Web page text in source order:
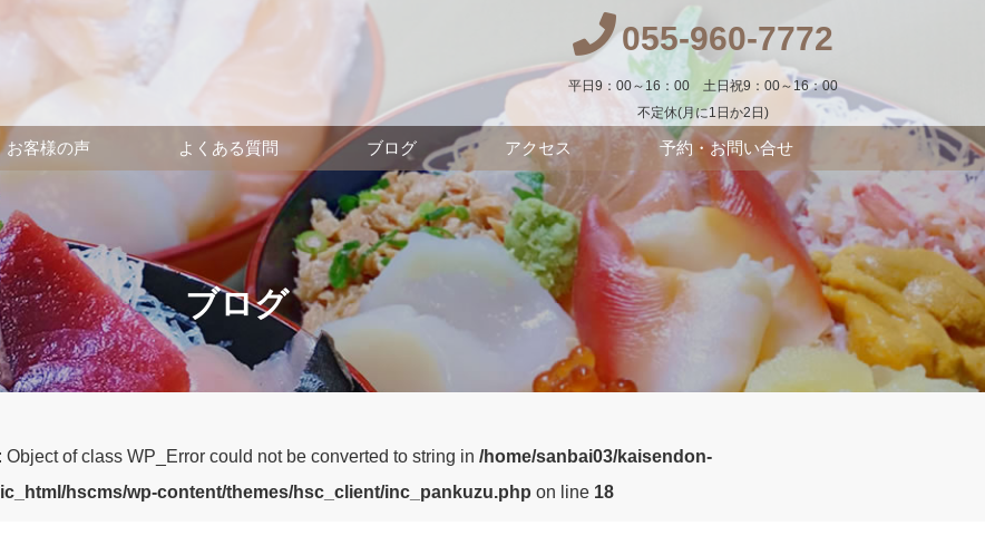
055-960-7772
平日9：00～16：00 土日祝9：00～16：00
不定休(月に1日か2日)
お客様の声 よくある質問 ブログ アクセス 予約・お問い合せ
ブログ
Object of class WP_Error could not be converted to string in /home/sanbai03/kaisendon-
hscms/wp-content/themes/hsc_client/inc_pankuzu.php on line 18